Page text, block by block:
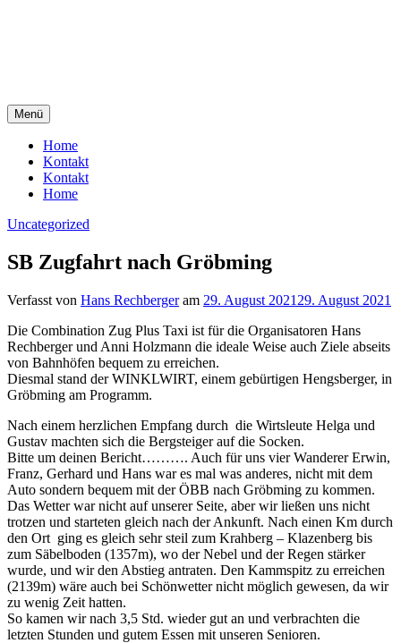
Hengsberg
Steirischer Seniorenbund. Ortsgruppe Hengsberg
Menü
Home
Kontakt
Kontakt
Home
Uncategorized
SB Zugfahrt nach Gröbming
Verfasst von Hans Rechberger am 29. August 2021 29. August 2021
Die Combination Zug Plus Taxi ist für die Organisatoren Hans
Rechberger und Anni Holzmann die ideale Weise auch Ziele abseits
von Bahnhöfen bequem zu erreichen.
Diesmal stand der WINKLWIRT, einem gebürtigen Hengsberger, in
Gröbming am Programm.
Nach einem herzlichen Empfang durch die Wirtsleute Helga und
Gustav machten sich die Bergsteiger auf die Socken.
Bitte um deinen Bericht………. Auch für uns vier Wanderer Erwin,
Franz, Gerhard und Hans war es mal was anderes, nicht mit dem
Auto sondern bequem mit der ÖBB nach Gröbming zu kommen.
Das Wetter war nicht auf unserer Seite, aber wir ließen uns nicht
trotzen und starteten gleich nach der Ankunft. Nach einen Km durch
den Ort ging es gleich sehr steil zum Krahberg – Klazenberg bis
zum Säbelboden (1357m), wo der Nebel und der Regen stärker
wurde, und wir den Abstieg antraten. Den Kammspitz zu erreichen
(2139m) wäre auch bei Schönwetter nicht möglich gewesen, da wir
zu wenig Zeit hatten.
So kamen wir nach 3,5 Std. wieder gut an und verbrachten die
letzten Stunden und gutem Essen mit unseren Senioren.